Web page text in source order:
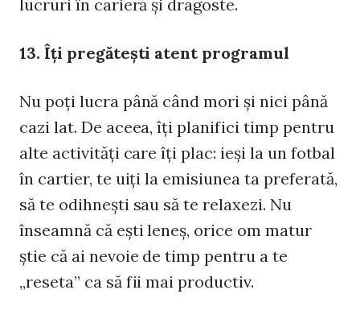
lucruri în carieră şi dragoste.
13. Îţi pregăteşti atent programul
Nu poţi lucra până când mori şi nici până
cazi lat. De aceea, îţi planifici timp pentru
alte activităţi care îţi plac: ieşi la un fotbal
în cartier, te uiţi la emisiunea ta preferată,
să te odihneşti sau să te relaxezi. Nu
înseamnă că eşti leneş, orice om matur
ştie că ai nevoie de timp pentru a te
„reseta” ca să fii mai productiv.